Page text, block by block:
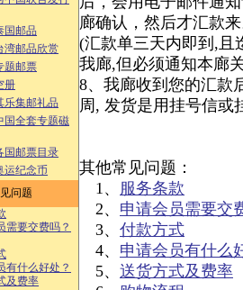
国邮品
湾邮品欣赏
题邮票
册
乐集邮礼品
国全套专题磁
国邮票目录
运纪念币
问题
需要交费吗？
有什么好处？
及费率
廊确认，然后才汇款
(汇款单三天内即到,且
我廊,但必须通知本廊
8、我廊收到您的汇款
周, 发货是用挂号信或
其他常见问题：
1、 服务条款
2、 申请会员需要交
3、 付款方式
4、 申请会员有什么
5、 送货方式及费率